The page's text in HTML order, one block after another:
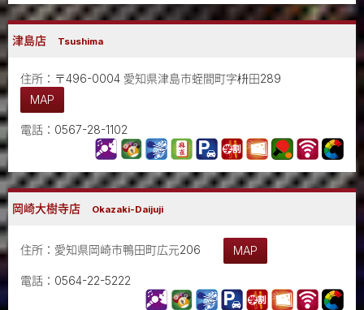
津島店 Tsushima
住所：〒496-0004 愛知県津島市蛭間町字枡田289
MAP
電話：0567-28-1102
岡崎大樹寺店 Okazaki-Daijuji
住所：愛知県岡崎市鴨田町広元206 MAP
電話：0564-22-5222